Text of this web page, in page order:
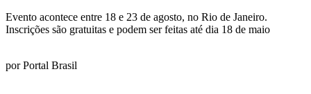
Visões
Periféricas
Evento acontece entre 18 e 23 de agosto, no Rio de Janeiro.
Inscrições são gratuitas e podem ser feitas até dia 18 de maio
porPortal Brasil